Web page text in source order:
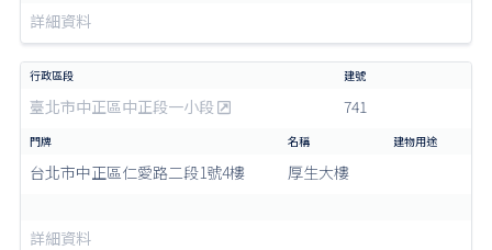
詳細資料
臺北市中正區中正段一小段 741
台北市中正區仁愛路二段1號4樓 厚生大樓
詳細資料